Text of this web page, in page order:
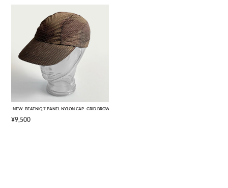
-NEW- BEATNIQ 7 PANEL NYLON CAP -GRID BROWN CAMOUFLAGE- [ONE SIZE]
¥9,500